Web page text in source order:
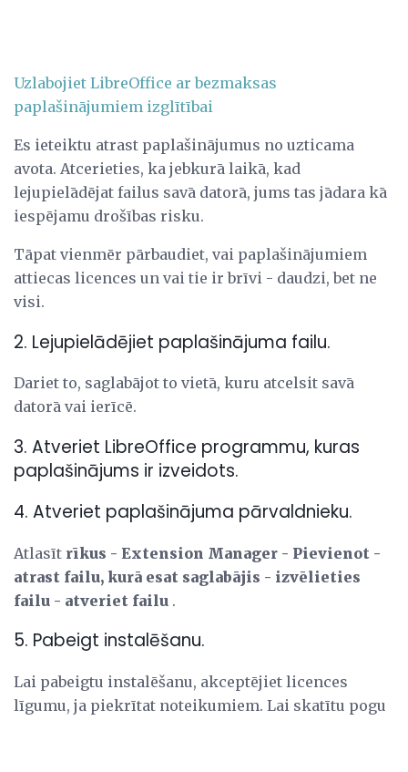
Uzlabojiet LibreOffice ar bezmaksas
paplašinājumiem izglītībai
Es ieteiktu atrast paplašinājumus no uzticama
avota. Atcerieties, ka jebkurā laikā, kad
lejupielādējat failus savā datorā, jums tas jādara kā
iespējamu drošības risku.
Tāpat vienmēr pārbaudiet, vai paplašinājumiem
attiecas licences un vai tie ir brīvi - daudzi, bet ne
visi.
2. Lejupielādējiet paplašinājuma failu.
Dariet to, saglabājot to vietā, kuru atcelsit savā
datorā vai ierīcē.
3. Atveriet LibreOffice programmu, kuras
paplašinājums ir izveidots.
4. Atveriet paplašinājuma pārvaldnieku.
Atlasīt rīkus - Extension Manager - Pievienot -
atrast failu, kurā esat saglabājis - izvēlieties
failu - atveriet failu .
5. Pabeigt instalēšanu.
Lai pabeigtu instalēšanu, akceptējiet licences
līgumu, ja piekrītat noteikumiem. Lai skatītu pogu